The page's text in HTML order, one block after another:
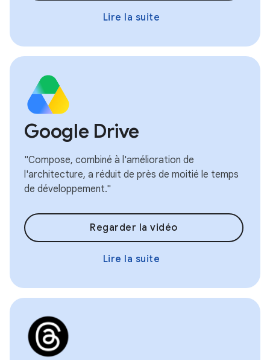
Lire la suite
Google Drive
"Compose, combiné à l'amélioration de
l'architecture, a réduit de près de moitié le temps
de développement."
Regarder la vidéo
Lire la suite